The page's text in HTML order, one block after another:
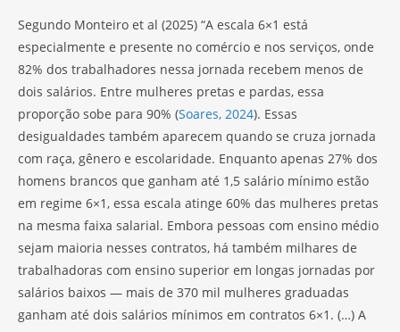
Segundo Monteiro et al (2025) “A escala 6×1 está
especialmente e presente no comércio e nos serviços, onde
82% dos trabalhadores nessa jornada recebem menos de
dois salários. Entre mulheres pretas e pardas, essa
proporção sobe para 90% (Soares, 2024). Essas
desigualdades também aparecem quando se cruza jornada
com raça, gênero e escolaridade. Enquanto apenas 27% dos
homens brancos que ganham até 1,5 salário mínimo estão
em regime 6×1, essa escala atinge 60% das mulheres pretas
na mesma faixa salarial. Embora pessoas com ensino médio
sejam maioria nesses contratos, há também milhares de
trabalhadoras com ensino superior em longas jornadas por
salários baixos — mais de 370 mil mulheres graduadas
ganham até dois salários mínimos em contratos 6×1. (…) A